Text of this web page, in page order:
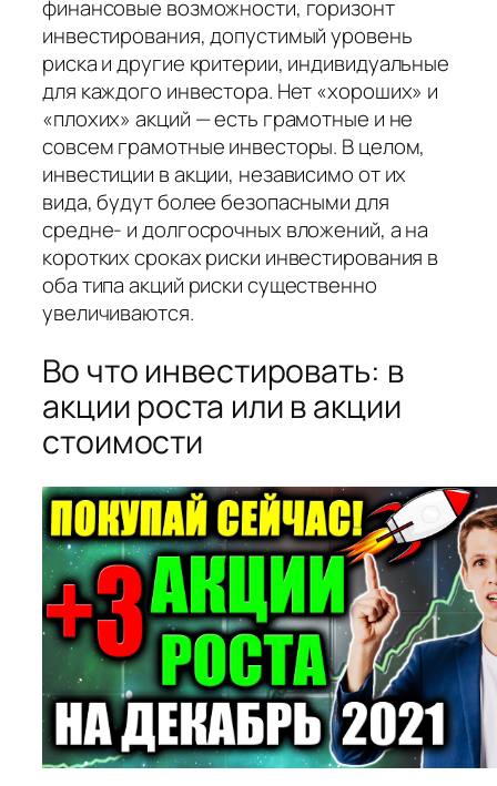
финансовые возможности, горизонт
инвестирования, допустимый уровень
риска и другие критерии, индивидуальные
для каждого инвестора. Нет «хороших» и
«плохих» акций — есть грамотные и не
совсем грамотные инвесторы. В целом,
инвестиции в акции, независимо от их
вида, будут более безопасными для
средне- и долгосрочных вложений, а на
коротких сроках риски инвестирования в
оба типа акций риски существенно
увеличиваются.
Во что инвестировать: в
акции роста или в акции
стоимости